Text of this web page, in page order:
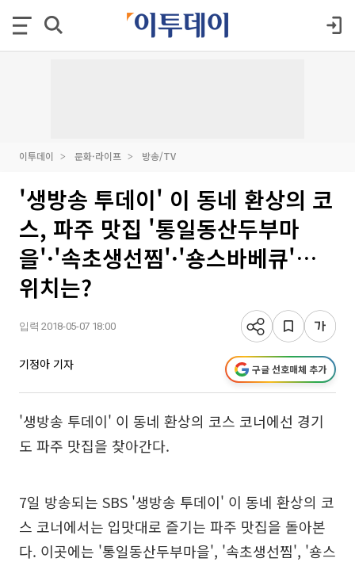
이투데이 문화·라이프 방송/TV
'생방송 투데이' 이 동네 환상의 코
스, 파주 맛집 '통일동산두부마
을'·'속초생선찜'·'숑스바베큐'…
위치는?
입력 2018-05-07 18:00
기정아 기자 구글 선호매체 추가
'생방송 투데이' 이 동네 환상의 코스 코너에선 경기
도 파주 맛집을 찾아간다.
7일 방송되는 SBS '생방송 투데이' 이 동네 환상의 코
스 코너에서는 입맛대로 즐기는 파주 맛집을 돌아본
다. 이곳에는 '통일동산두부마을', '속초생선찜', '숑스